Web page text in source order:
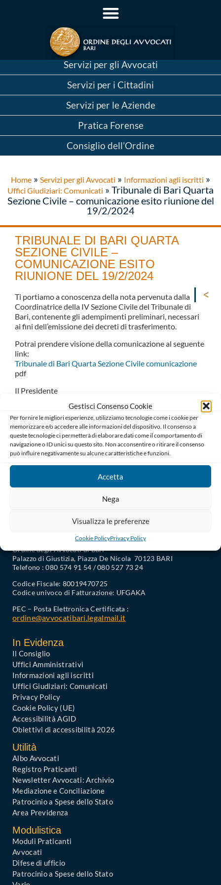
Gestisci Consenso Cookie
Per fornire le migliori esperienze, utilizziamo tecnologie come i cookie per
memorizzare e/o accedere alle informazioni del dispositivo. Il consenso a
queste tecnologie ci permetterà di elaborare dati come il comportamento di
navigazione o ID unici su questo sito. Non acconsentire o ritirare il consenso
può influire negativamente su alcune caratteristiche e funzioni.
Accetta
Nega
Visualizza le preferenze
Cookie PolicyPrivacy Policy
Servizi per gli Avvocati
Servizi per i Cittadini
Servizi per le Aziende
Pratica Forense
Consiglio dell’Ordine
Home » Servizi per gli Avvocati » Informazioni agli iscritti »
Uffici Giudiziari: Comunicati » Tribunale di Bari Quarta
Sezione Civile – comunicazione esito riunione del
19/2/2024
TRIBUNALE DI BARI QUARTA
SEZIONE CIVILE –
COMUNICAZIONE ESITO
RIUNIONE DEL 19/2/2024
Ti portiamo a conoscenza della nota pervenuta dalla
Coordinatrice della IV Sezione Civile del Tribunale di
Bari, contenente gli adempimenti preliminari, necessari
ai fini dell’emissione dei decreti di trasferimento.
Potrai prendere visione della comunicazione al seguente
link:
Tribunale di Bari Quarta Sezione Civile comunicazione
pdf
Il Presidente
Il Consigliere Segretario
Carlo Mariani
Ordine degli Avvocati di Bari
Palazzo di Giustizia, Piazza De Nicola 70123 BARI
Telefono : 080 574 91 54 / 080 527 73 24
Codice Fiscale: 80019470725
Codice univoco di Fatturazione: UFGAKA
PEC – Posta Elettronica Certificata :
ordine@avvocatibari.legalmail.it
In Evidenza
Il Consiglio
Uffici Amministrativi
Informazioni agli iscritti
Uffici Giudiziari: Comunicati
Privacy Policy
Cookie Policy (UE)
Accessibilità AGID
Obiettivi di accessibilità 2026
Utilità
Albo Avvocati
Registro Praticanti
Newsletter Avvocati: Archivio
Mediazione e Conciliazione
Patrocinio a Spese dello Stato
Area Previdenza
Modulistica
Moduli Praticanti
Avvocati
Difese di ufficio
Patrocinio a Spese dello Stato